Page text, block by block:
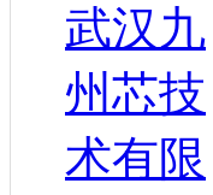
武汉九
州芯技
术有限